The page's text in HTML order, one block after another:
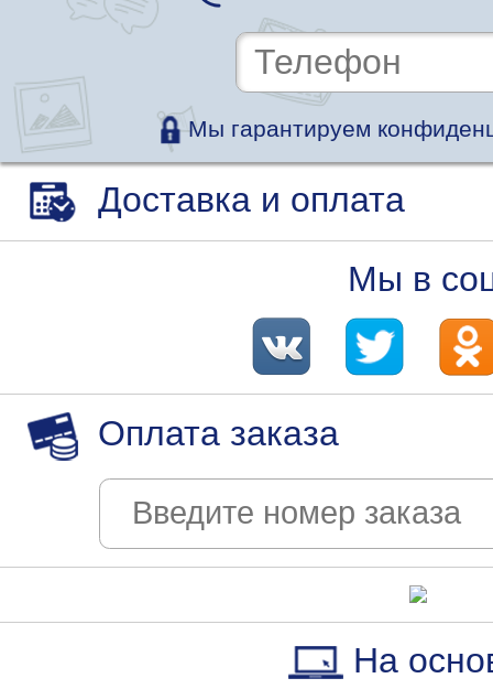
Мы гарантируем
Доставка и оплата
Мы в
Оплата заказа
На